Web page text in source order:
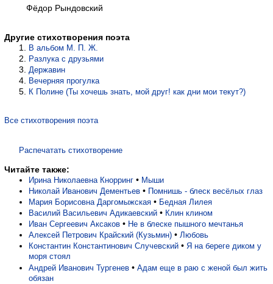
Фёдор Рындовский
Другие стихотворения поэта
В альбом М. П. Ж.
Разлука с друзьями
Державин
Вечерняя прогулка
К Полине (Ты хочешь знать, мой друг! как дни мои текут?)
Все стихотворения поэта
Распечатать стихотворение
Читайте также:
Ирина Николаевна Кнорринг • Мыши
Николай Иванович Дементьев • Помнишь - блеск весёлых глаз
Мария Борисовна Даргомыжская • Бедная Лилея
Василий Васильевич Адикаевский • Клин клином
Иван Сергеевич Аксаков • Не в блеске пышного мечтанья
Алексей Петрович Крайский (Кузьмин) • Любовь
Константин Константинович Случевский • Я на береге диком у
моря стоял
Андрей Иванович Тургенев • Адам еще в раю с женой был жить
обязан